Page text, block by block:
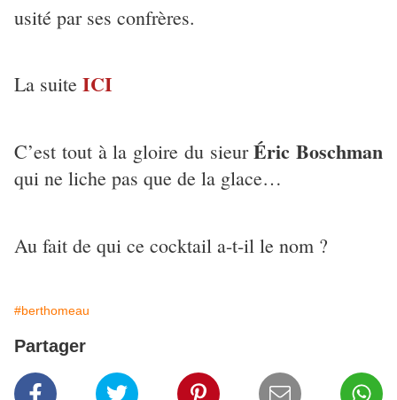
usité par ses confrères.
La suite ICI
C’est tout à la gloire du sieurÉric Boschman
qui ne liche pas que de la glace…
Au fait de qui ce cocktail a-t-il le nom ?
#berthomeau
Partager